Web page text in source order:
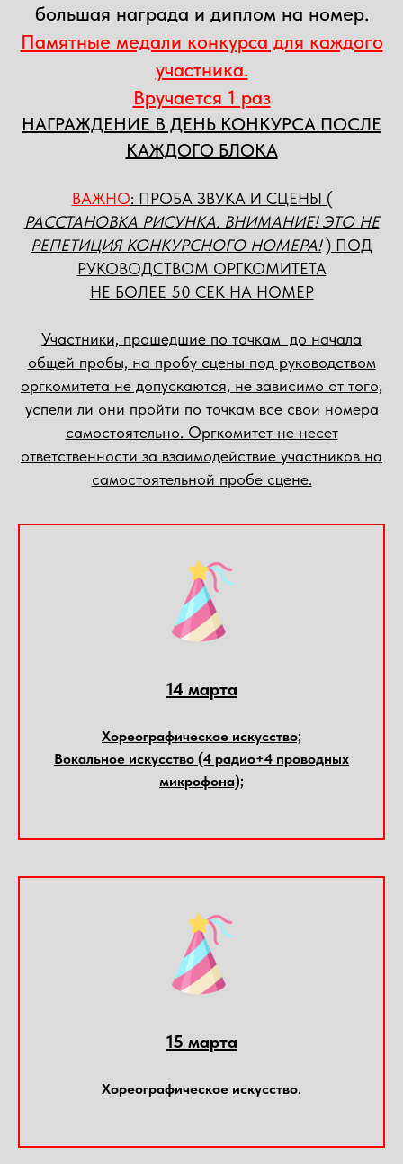
большая награда и диплом на номер.
Памятные медали конкурса для каждого
участника.
Вручается 1 раз
НАГРАЖДЕНИЕ В ДЕНЬ КОНКУРСА ПОСЛЕ
КАЖДОГО БЛОКА
ВАЖНО: ПРОБА ЗВУКА И СЦЕНЫ (
РАССТАНОВКА РИСУНКА. ВНИМАНИЕ! ЭТО НЕ
РЕПЕТИЦИЯ КОНКУРСНОГО НОМЕРА! ) ПОД
РУКОВОДСТВОМ ОРГКОМИТЕТА
НЕ БОЛЕЕ 50 СЕК НА НОМЕР
Участники, прошедшие по точкам до начала
общей пробы, на пробу сцены под руководством
оргкомитета не допускаются, не зависимо от того,
успели ли они пройти по точкам все свои номера
самостоятельно. Оргкомитет не несет
ответственности за взаимодействие участников на
самостоятельной пробе сцене.
14 марта
Хореографическое искусство;
Вокальное искусство (4 радио+4 проводных
микрофона);
15 марта
Хореографическое искусство.